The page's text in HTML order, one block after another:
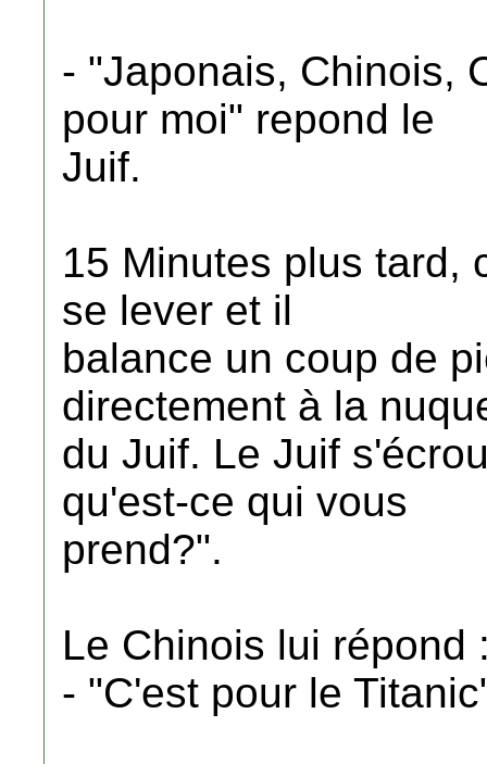
- "Japonais, Chinois,
pour moi" repond le
Juif.
15 Minutes plus tard,
se lever et il
balance un coup de
directement à la
du Juif. Le Juif
qu'est-ce qui vous
prend?".
Le Chinois lui répond
- "C'est pour le